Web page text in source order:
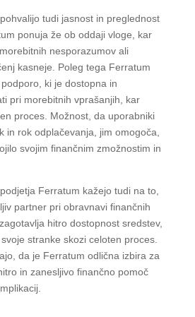
tudi jasnost in preglednost
ponuja že ob oddaji vloge, kar
nesporazumov ali
kasneje. Poleg tega Ferratum
ki je dostopna in
pri morebitnih vprašanjih, kar
proces. Možnost, da uporabniki
in rok odplačevanja, jim omogoča,
svojim finančnim zmožnostim in
Ferratum kažejo tudi na to,
partner pri obravnavi finančnih
hitro dostopnost sredstev,
stranke skozi celoten proces.
da je Ferratum odlična izbira za
in zanesljivo finančno pomoč